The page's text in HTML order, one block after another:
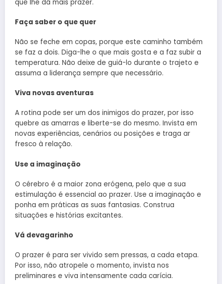
que lhe dá mais prazer.
Faça saber o que quer
Não se feche em copas, porque este caminho também
se faz a dois. Diga-lhe o que mais gosta e a faz subir a
temperatura. Não deixe de guiá-lo durante o trajeto e
assuma a liderança sempre que necessário.
Viva novas aventuras
A rotina pode ser um dos inimigos do prazer, por isso
quebre as amarras e liberte-se do mesmo. Invista em
novas experiências, cenários ou posições e traga ar
fresco à relação.
Use a imaginação
O cérebro é a maior zona erógena, pelo que a sua
estimulação é essencial ao prazer. Use a imaginação e
ponha em práticas as suas fantasias. Construa
situações e histórias excitantes.
Vá devagarinho
O prazer é para ser vivido sem pressas, a cada etapa.
Por isso, não atropele o momento, invista nos
preliminares e viva intensamente cada carícia.